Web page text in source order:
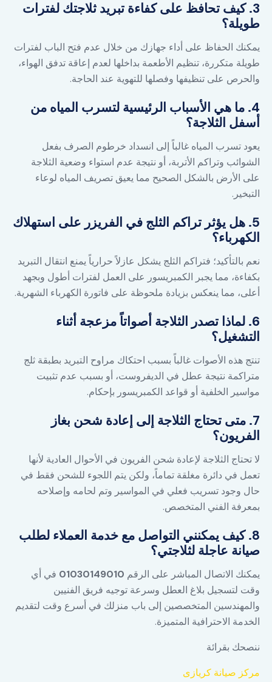
3. كيف تحافظ على كفاءة تبريد ثلاجتك لفترات
طويلة؟
يمكنك الحفاظ على أداء جهازك من خلال عدم فتح الباب لفترات
طويلة متكررة، تنظيم الأطعمة بداخلها لعدم إعاقة تدفق الهواء،
والحرص على تنظيفها وفصلها للتهوية عند الحاجة.
4. ما هي الأسباب الرئيسية لتسرب المياه من
أسفل الثلاجة؟
يعود تسرب المياه غالباً إلى انسداد خرطوم الصرف بفعل
الشوائب وتراكم الأتربة، أو نتيجة عدم استواء وضعية الثلاجة
على الأرض بالشكل الصحيح مما يعيق تصريف المياه لوعاء
التبخير.
5. هل يؤثر تراكم الثلج في الفريزر على استهلاك
الكهرباء؟
نعم بالتأكيد؛ فتراكم الثلج يشكل عازلاً حرارياً يمنع انتقال التبريد
بكفاءة، مما يجبر الكمبريسور على العمل لفترات أطول وبجهد
أعلى، مما ينعكس بزيادة ملحوظة على فاتورة الكهرباء الشهرية.
6. لماذا تصدر الثلاجة أصواتاً مزعجة أثناء
التشغيل؟
تنتج هذه الأصوات غالباً بسبب احتكاك مراوح التبريد بطبقة ثلج
متراكمة نتيجة عطل في الديفروست، أو بسبب عدم تثبيت
مواسير الخلفية أو قواعد الكمبريسور بإحكام.
7. متى تحتاج الثلاجة إلى إعادة شحن بغاز
الفريون؟
لا تحتاج الثلاجة لإعادة شحن الفريون في الأحوال العادية لأنها
تعمل في دائرة مغلقة تماماً، ولكن يتم اللجوء للشحن فقط في
حال وجود تسريب فعلي في المواسير وتم لحامه وإصلاحه
بمعرفة الفني المتخصص.
8. كيف يمكنني التواصل مع خدمة العملاء لطلب
صيانة عاجلة لثلاجتي؟
يمكنك الاتصال المباشر على الرقم 01030149010 في أي
وقت لتسجيل بلاغ العطل وسرعة توجيه فريق الفنيين
والمهندسين المتخصصين إلى باب منزلك في أسرع وقت لتقديم
الخدمة الاحترافية المتميزة.
ننصحك بقرائة
مركز صيانة كريازى